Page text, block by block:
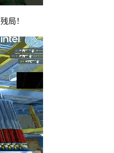
局！